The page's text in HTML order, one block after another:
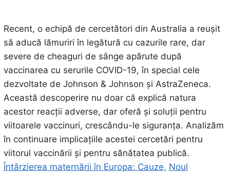
Recent, o echipă de cercetători din Australia a reușit
să aducă lămuriri în legătură cu cazurile rare, dar
severe de cheaguri de sânge apărute după
vaccinarea cu serurile COVID-19, în special cele
dezvoltate de Johnson & Johnson și AstraZeneca.
Această descoperire nu doar că explică natura
acestor reacții adverse, dar oferă și soluții pentru
viitoarele vaccinuri, crescându-le siguranța. Analizăm
în continuare implicațiile acestei cercetări pentru
viitorul vaccinării și pentru sănătatea publică.
Întârzierea maternării în Europa: Cauze, Noul